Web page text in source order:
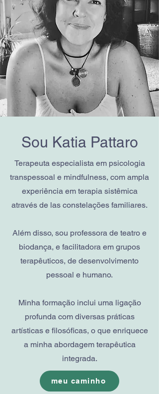
Sou Katia Pattaro
Terapeuta especialista em psicologia
transpessoal e mindfulness, com ampla
experiência em terapia sistêmica
através de las constelações familiares.
Além disso, sou professora de teatro e
biodança, e facilitadora em grupos
terapêuticos, de desenvolvimento
pessoal e humano.
Minha formação inclui uma ligação
profunda com diversas práticas
artísticas e filosóficas, o que enriquece
a minha abordagem terapêutica
integrada.
meu caminho